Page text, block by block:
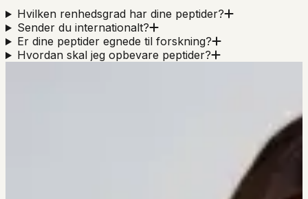
Hvilken renhedsgrad har dine peptider?
Sender du internationalt?
Er dine peptider egnede til forskning?
Hvordan skal jeg opbevare peptider?